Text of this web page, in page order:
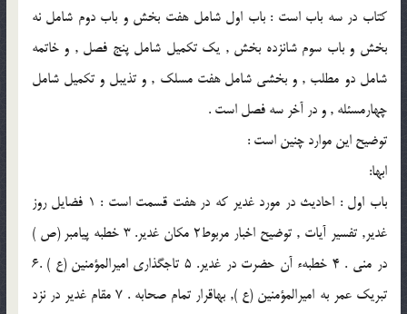
كتاب در سه باب است : باب اول شامل هفت بخش و باب دوم شامل نه
بخش و باب سوم شانزده بخش , يك تكميل شامل پنج فصل , و خاتمه
شامل دو مطلب , و بخشى شامل هفت مسلك , و تذيبل و تكميل شامل
چهارمسئله , و در آخر سه فصل است .
توضيح اين موارد چنين است :
ابها:
باب اول : احاديث در مورد غدير كه در هفت قسمت است : 1 فضايل روز
غدير, تفسير آيات , توضيح اخبار مربوط2 مكان غدير. 3 خطبه پيامبر (ص )
در منى . 4 خطبهء آن حضرت در غدير. 5 تاجگذارى اميرالمؤمنين (ع ) .6
تبريك عمر به اميرالمؤمنين (ع ), بهاقرار تمام صحابه . 7 مقام غدير در نزد